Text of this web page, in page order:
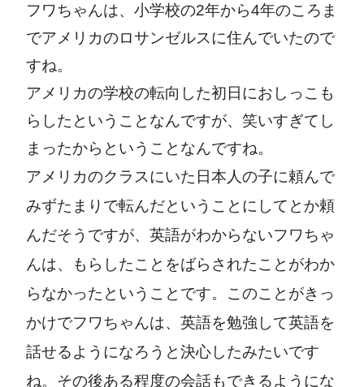
フワちゃんは、小学校の2年から4年のころま
でアメリカのロサンゼルスに住んでいたので
すね。
アメリカの学校の転向した初日におしっこも
らしたということなんですが、笑いすぎてし
まったからということなんですね。
アメリカのクラスにいた日本人の子に頼んで
みずたまりで転んだということにしてとか頼
んだそうですが、英語がわからないフワちゃ
んは、もらしたことをばらされたことがわか
らなかったということです。このことがきっ
かけでフワちゃんは、英語を勉強して英語を
話せるようになろうと決心したみたいです
ね。その後ある程度の会話もできるようにな